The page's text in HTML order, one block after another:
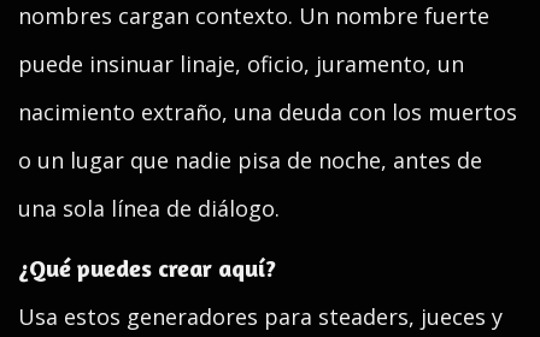
nombres cargan contexto. Un nombre fuerte
puede insinuar linaje, oficio, juramento, un
nacimiento extraño, una deuda con los muertos
o un lugar que nadie pisa de noche, antes de
una sola línea de diálogo.
¿Qué puedes crear aquí?
Usa estos generadores para steaders, jueces y